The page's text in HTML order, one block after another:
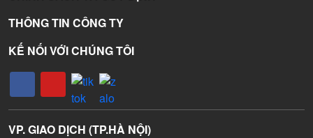
THÔNG TIN CÔNG TY
KẾ NỐI VỚI CHÚNG TÔI
VP. GIAO DỊCH (TP.HÀ NỘI)